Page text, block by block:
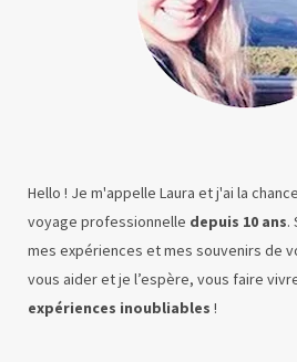
Hello ! Je m'appelle Laura et j'ai la
voyage professionnelle depuis 10 ans.
mes expériences et mes souvenirs de
vous aider et je l’espère, vous faire
expériences inoubliables !